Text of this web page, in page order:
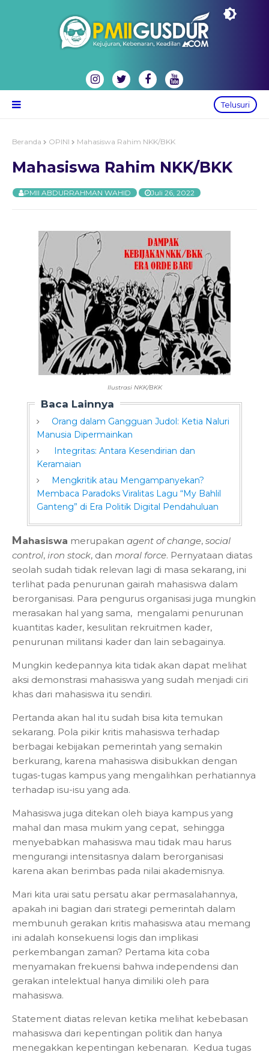
Telusuri
Beranda OPINI Mahasiswa Rahim NKK/BKK
Mahasiswa Rahim NKK/BKK
PMII ABDURRAHMAN WAHID Juli 26, 2022
Ilustrasi NKK/BKK
Baca Lainnya
Orang dalam Gangguan Judol: Ketia Naluri
Manusia Dipermainkan
Integritas: Antara Kesendirian dan
Keramaian
Mengkritik atau Mengampanyekan?
Membaca Paradoks Viralitas Lagu “My Bahlil
Ganteng” di Era Politik Digital Pendahuluan
Mahasiswa merupakan agent of change, social
control, iron stock, dan moral force. Pernyataan diatas
seolah sudah tidak relevan lagi di masa sekarang, ini
terlihat pada penurunan gairah mahasiswa dalam
berorganisasi. Para pengurus organisasi juga mungkin
merasakan hal yang sama, mengalami penurunan
kuantitas kader, kesulitan rekruitmen kader,
penurunan militansi kader dan lain sebagainya.
Mungkin kedepannya kita tidak akan dapat melihat
aksi demonstrasi mahasiswa yang sudah menjadi ciri
khas dari mahasiswa itu sendiri.
Pertanda akan hal itu sudah bisa kita temukan
sekarang. Pola pikir kritis mahasiswa terhadap
berbagai kebijakan pemerintah yang semakin
berkurang, karena mahasiswa disibukkan dengan
tugas-tugas kampus yang mengalihkan perhatiannya
terhadap isu-isu yang ada.
Mahasiswa juga ditekan oleh biaya kampus yang
mahal dan masa mukim yang cepat, sehingga
menyebabkan mahasiswa mau tidak mau harus
mengurangi intensitasnya dalam berorganisasi
karena akan berimbas pada nilai akademisnya.
Mari kita urai satu persatu akar permasalahannya,
apakah ini bagian dari strategi pemerintah dalam
membunuh gerakan kritis mahasiswa atau memang
ini adalah konsekuensi logis dan implikasi
perkembangan zaman? Pertama kita coba
menyamakan frekuensi bahwa independensi dan
gerakan intelektual hanya dimiliki oleh para
mahasiswa.
Statement diatas relevan ketika melihat kebebasan
mahasiswa dari kepentingan politik dan hanya
menegakkan kepentingan kebenaran. Kedua tugas